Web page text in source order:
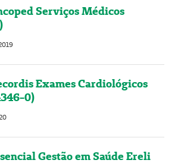
Serviços Médicos
Exames Cardiológicos
0)
Gestão em Saúde Ereli